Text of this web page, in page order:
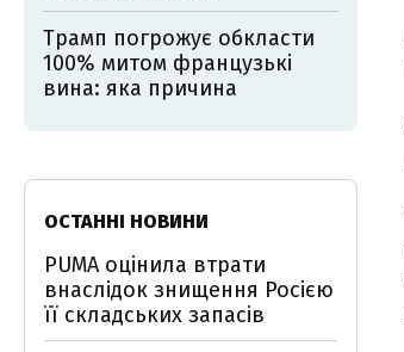
Трамп погрожує обкласти
100% митом французькі
вина: яка причина
ОСТАННІ НОВИНИ
PUMA оцінила втрати
внаслідок знищення Росією
її складських запасів